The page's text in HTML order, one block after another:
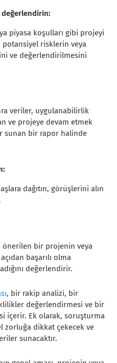
piyasa koşulları gibi projeyi
potansiyel risklerin veya
ve değerlendirilmesini
veriler, uygulanabilirlik
ve projeye devam etmek
sunan bir rapor halinde
dağıtın, görüşlerini alın
önerilen bir projenin veya
başarılı olma
değerlendirir.
, bir rakip analizi, bir
değerlendirmesi ve bir
içerir. Ek olarak, soruşturma
zorluğa dikkat çekecek ve
sunacaktır.